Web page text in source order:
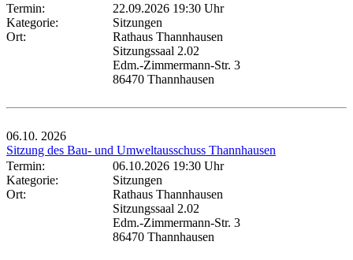
Termin:
22.09.2026 19:30 Uhr
Kategorie:
Sitzungen
Ort:
Rathaus Thannhausen
Sitzungssaal 2.02
Edm.-Zimmermann-Str. 3
86470 Thannhausen
06.10. 2026
Sitzung des Bau- und Umweltausschuss Thannhausen
Termin:
06.10.2026 19:30 Uhr
Kategorie:
Sitzungen
Ort:
Rathaus Thannhausen
Sitzungssaal 2.02
Edm.-Zimmermann-Str. 3
86470 Thannhausen